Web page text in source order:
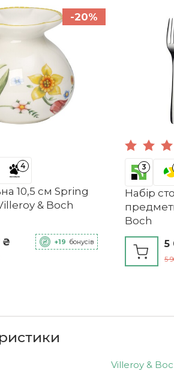
4
10,5 см Spring
& Boch
-20%
₴ +19 бонусів
3
Набір
Boch
5
5
Villeroy &